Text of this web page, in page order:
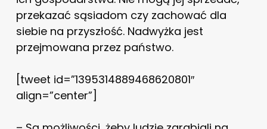
przekazać sąsiadom czy zachować dla
siebie na przyszłość. Nadwyżka jest
przejmowana przez państwo.
[tweet id=”1395314889468620801″
align=”center”]